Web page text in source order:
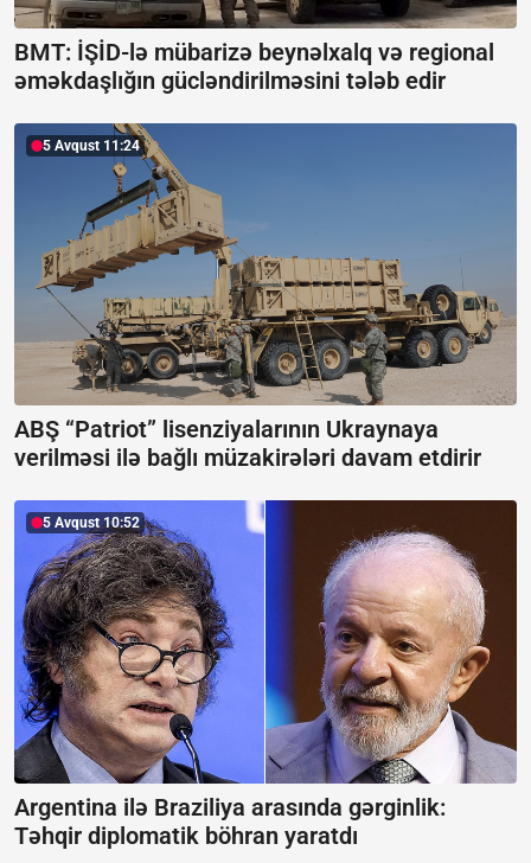
BMT: İŞİD-lə mübarizə beynəlxalq və regional
əməkdaşlığın gücləndirilməsini tələb edir
5 Avqust 11:24
ABŞ “Patriot” lisenziyalarının Ukraynaya
verilməsi ilə bağlı müzakirələri davam etdirir
5 Avqust 10:52
Argentina ilə Braziliya arasında gərginlik:
Təhqir diplomatik böhran yaratdı